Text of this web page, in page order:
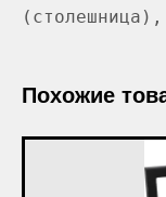
Похожие